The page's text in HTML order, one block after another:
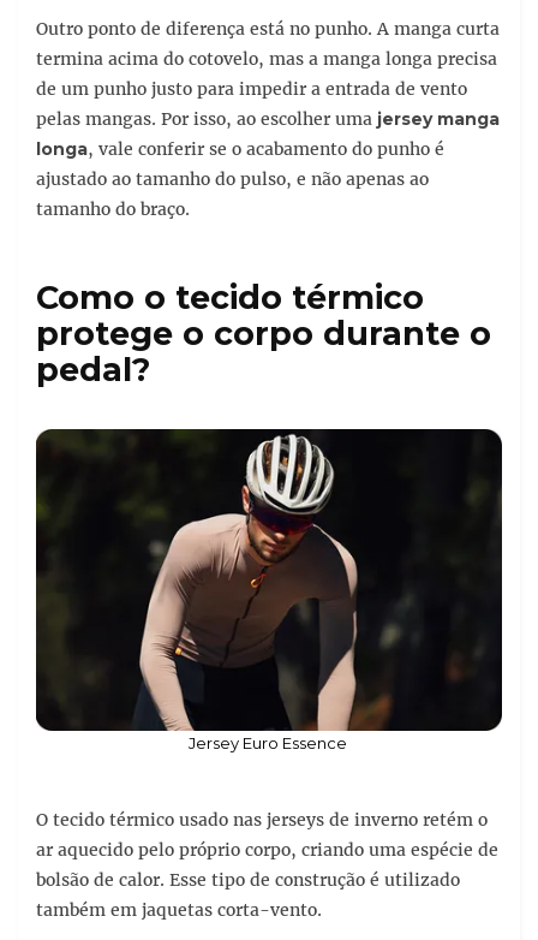
Outro ponto de diferença está no punho. A manga curta
termina acima do cotovelo, mas a manga longa precisa
de um punho justo para impedir a entrada de vento
pelas mangas. Por isso, ao escolher uma jersey manga
longa, vale conferir se o acabamento do punho é
ajustado ao tamanho do pulso, e não apenas ao
tamanho do braço.
Como o tecido térmico
protege o corpo durante o
pedal?
Jersey Euro Essence
O tecido térmico usado nas jerseys de inverno retém o
ar aquecido pelo próprio corpo, criando uma espécie de
bolsão de calor. Esse tipo de construção é utilizado
também em jaquetas corta-vento.